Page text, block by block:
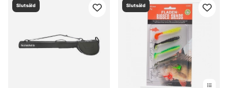
Slutsåld Slutsåld